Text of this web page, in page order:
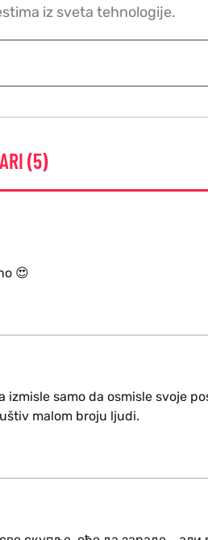
iz sveta tehnologije.
(5)
😍
izmisle samo da osmisle svoje
malom broju ljudi.